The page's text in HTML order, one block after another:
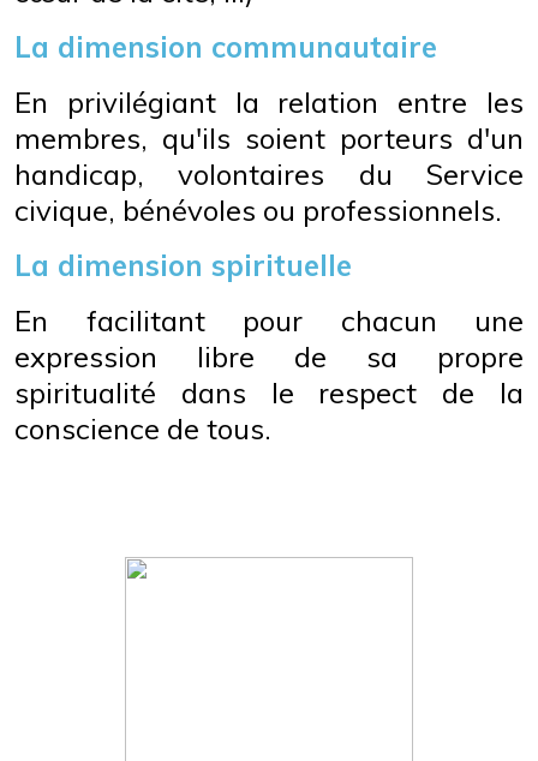
La dimension communautaire
En privilégiant la relation entre les
membres, qu'ils soient porteurs d'un
handicap, volontaires du Service
civique, bénévoles ou professionnels.
La dimension spirituelle
En facilitant pour chacun une
expression libre de sa propre
spiritualité dans le respect de la
conscience de tous.